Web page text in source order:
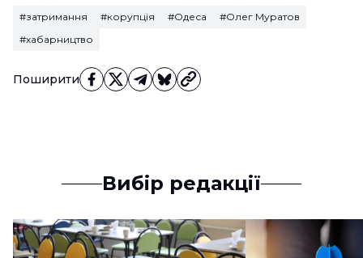
Поширити
#затримання #корупція #Одеса
#Олег Муратов
#хабарництво
Вибір редакції